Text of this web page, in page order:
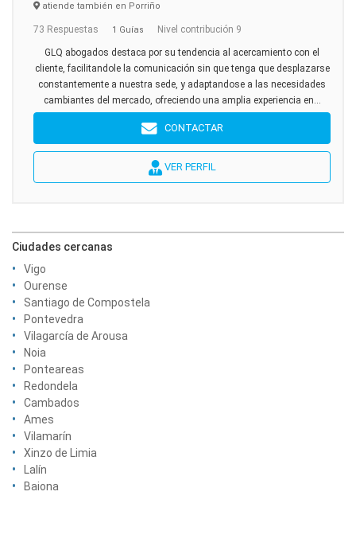
atiende también en Porriño
73 Respuestas 1 Guías Nivel contribución 9
GLQ abogados destaca por su tendencia al acercamiento con el
cliente, facilitandole la comunicación sin que tenga que desplazarse
constantemente a nuestra sede, y adaptandose a las necesidades
cambiantes del mercado, ofreciendo una amplia experiencia en...
CONTACTAR
VER PERFIL
Ciudades cercanas
Vigo
Ourense
Santiago de Compostela
Pontevedra
Vilagarcía de Arousa
Noia
Ponteareas
Redondela
Cambados
Ames
Vilamarín
Xinzo de Limia
Lalín
Baiona